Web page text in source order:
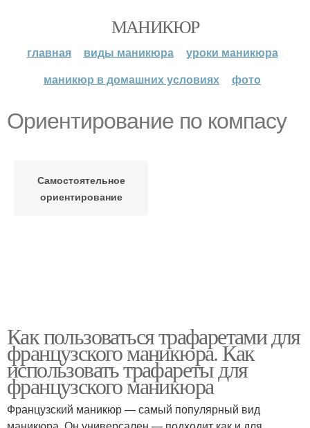
МАНИКЮР
главная виды маникюра
уроки маникюра
маникюр в домашних условиях
фото
Ориентирование по компасу
Самостоятельное
ориентирование
Как пользоваться трафаретами для
французского маникюра. Как
использовать трафареты для
французского маникюра
Французский маникюр — самый популярный вид